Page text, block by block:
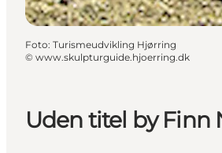
Uden titel by Finn
Foto: Turismeudvikling Hjørring
© www.skulpturguide.hjoerring.dk